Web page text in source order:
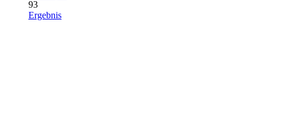
93
Ergebnis